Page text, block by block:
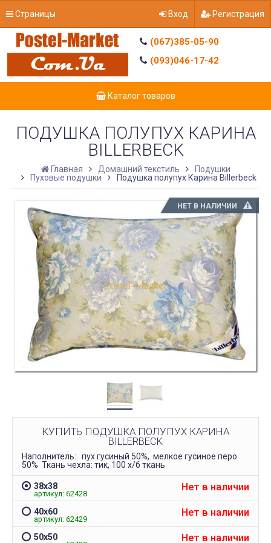
Страницы Вход Регистрация
(067)385-05-90
(093)046-17-42
Каталог товаров
ПОДУШКА ПОЛУПУХ КАРИНА
BILLERBECK
Главная Домашний текстиль
Подушки
Пуховые подушки
Подушка полупух Карина Billerbeck
НЕТ В НАЛИЧИИ
КУПИТЬ ПОДУШКА ПОЛУПУХ КАРИНА
BILLERBECK
Наполнитель: пух гусиный 50%, мелкое гусиное перо
50% Ткань чехла: тик, 100 х/б ткань
38х38
артикул: 62428
Нет в наличии
40х60
артикул: 62429
Нет в наличии
50х50 Нет в наличии